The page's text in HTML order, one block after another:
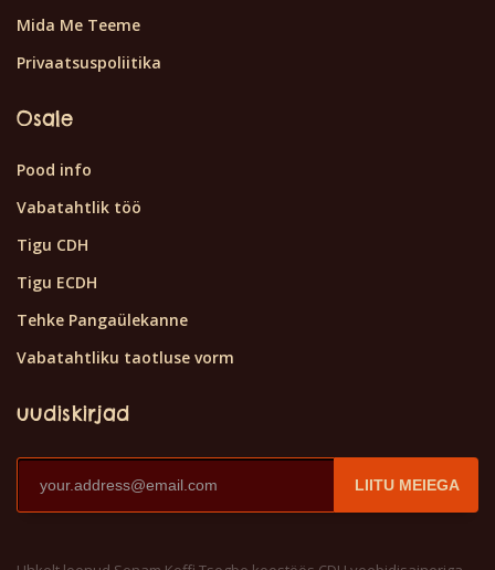
Mida Me Teeme
Privaatsuspoliitika
Osale
Pood info
Vabatahtlik töö
Tigu CDH
Tigu ECDH
Tehke Pangaülekanne
Vabatahtliku taotluse vorm
uudiskirjad
LIITU MEIEGA